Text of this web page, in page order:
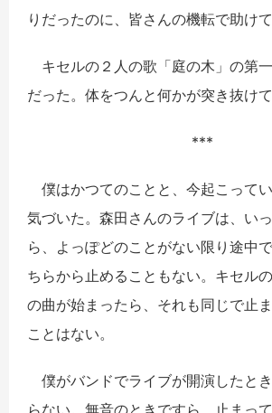
りだったのに、皆さんの機転で助けて
キセルの２人の歌「庭の木」の第
だった。体をつんと何かが突き抜けて
***
僕はかつてのことと、今起こって
気づいた。森田さんのライブは、い
ら、よっぽどのことがない限り途中
ちらから止めることもない。キセル
の曲が始まったら、それも同じで止
ことはない。
僕がバンドでライブが開演したと
らない。無音のときですら、止まっ